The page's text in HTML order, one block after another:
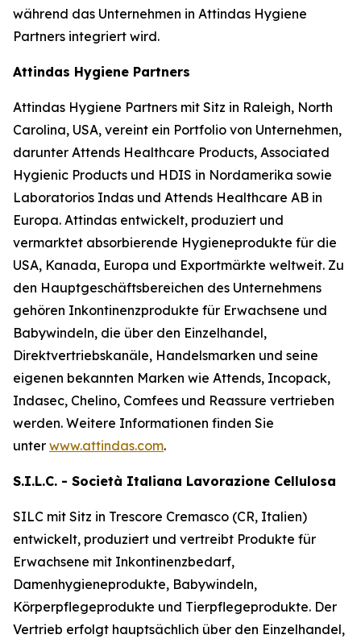
während das Unternehmen in Attindas Hygiene
Partners integriert wird.
Attindas Hygiene Partners
Attindas Hygiene Partners mit Sitz in Raleigh, North
Carolina, USA, vereint ein Portfolio von Unternehmen,
darunter Attends Healthcare Products, Associated
Hygienic Products und HDIS in Nordamerika sowie
Laboratorios Indas und Attends Healthcare AB in
Europa. Attindas entwickelt, produziert und
vermarktet absorbierende Hygieneprodukte für die
USA, Kanada, Europa und Exportmärkte weltweit. Zu
den Hauptgeschäftsbereichen des Unternehmens
gehören Inkontinenzprodukte für Erwachsene und
Babywindeln, die über den Einzelhandel,
Direktvertriebskanäle, Handelsmarken und seine
eigenen bekannten Marken wie Attends, Incopack,
Indasec, Chelino, Comfees und Reassure vertrieben
werden. Weitere Informationen finden Sie
unter www.attindas.com.
S.I.L.C. - Società Italiana Lavorazione Cellulosa
SILC mit Sitz in Trescore Cremasco (CR, Italien)
entwickelt, produziert und vertreibt Produkte für
Erwachsene mit Inkontinenzbedarf,
Damenhygieneprodukte, Babywindeln,
Körperpflegeprodukte und Tierpflegeprodukte. Der
Vertrieb erfolgt hauptsächlich über den Einzelhandel,